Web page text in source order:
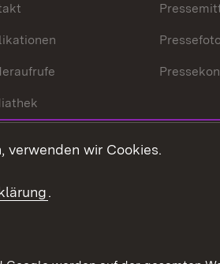
verwenden wir Cookies.
.